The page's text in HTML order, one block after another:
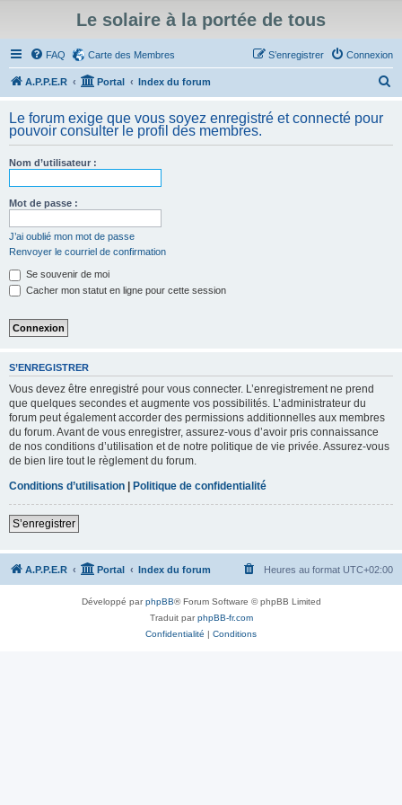
Le solaire à la portée de tous
FAQ Carte des Membres Connexion
S’enregistrer
A.P.P.E.R Portal Index du forum
h
Le forum exige que vous soyez enregistré et connecté pour
pouvoir consulter le profil des membres.
Nom d’utilisateur :
Mot de passe :
J’ai oublié mon mot de passe
Renvoyer le courriel de confirmation
Se souvenir de moi
Cacher mon statut en ligne pour cette session
S’ENREGISTRER
Vous devez être enregistré pour vous connecter. L’enregistrement ne prend
que quelques secondes et augmente vos possibilités. L’administrateur du
forum peut également accorder des permissions additionnelles aux membres
du forum. Avant de vous enregistrer, assurez-vous d’avoir pris connaissance
de nos conditions d’utilisation et de notre politique de vie privée. Assurez-vous
de bien lire tout le règlement du forum.
Conditions d’utilisation | Politique de confidentialité
S’enregistrer
A.P.P.E.R Portal Index du forum Heures au format UTC+02:00
Développé parphpBB® Forum Software © phpBB Limited
Traduit parphpBB-fr.com
Confidentialité | Conditions